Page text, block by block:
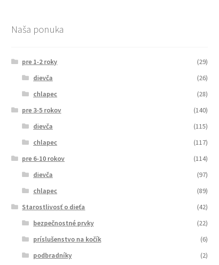
Naša ponuka
pre 1-2 roky
(29)
dievča
(26)
chlapec
(28)
pre 3-5 rokov
(140)
dievča
(115)
chlapec
(117)
pre 6-10 rokov
(114)
dievča
(97)
chlapec
(89)
Starostlivosť o dieťa
(42)
bezpečnostné prvky
(22)
príslušenstvo na kočík
(6)
podbradníky
(2)